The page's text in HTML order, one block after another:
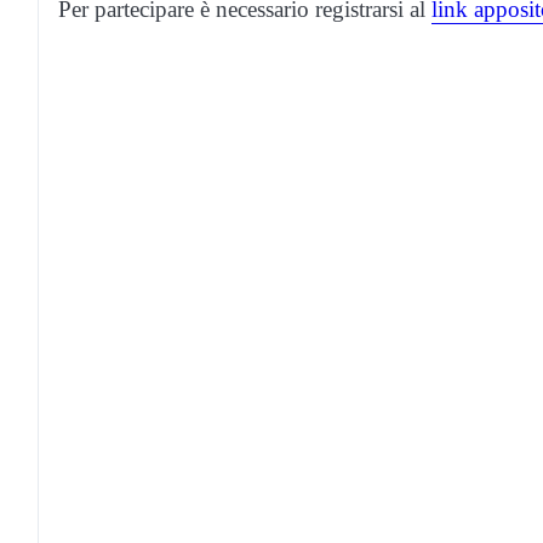
Per partecipare è necessario registrarsi al link